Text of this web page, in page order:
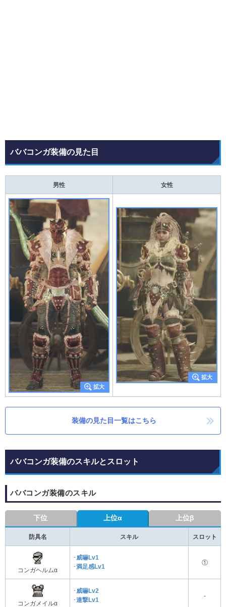
ババコンガ装備の見た目
男性 女性
装備の見た目一覧はこちら
ババコンガ装備のスキルとスロット
ババコンガ装備のスキル
下位 上位α 上位β
防具名 スキル スロット
コンガヘルムα
･ 威嚇Lv1
･満足感Lv1
①
コンガメイルα
･ 威嚇Lv2
･連撃Lv1
-